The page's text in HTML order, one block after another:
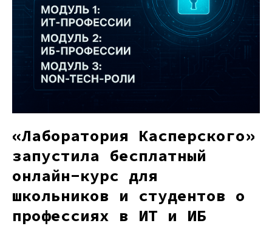
«Лаборатория Касперского»
запустила бесплатный
онлайн-курс для
школьников и студентов о
профессиях в ИТ и ИБ